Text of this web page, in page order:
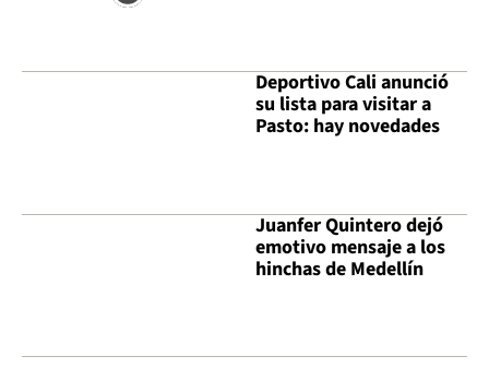
Deportivo Cali anunció
su lista para visitar a
Pasto: hay novedades
Juanfer Quintero dejó
emotivo mensaje a los
hinchas de Medellín